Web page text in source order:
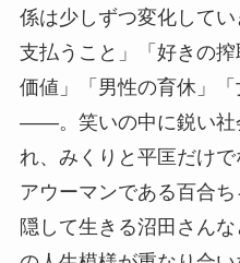
係は少しずつ変化して
支払うこと」「好きの
価値」「男性の育休」「
——。笑いの中に鋭い社
れ、みくりと平匡だけ
アウーマンである百合
隠して生きる沼田さん